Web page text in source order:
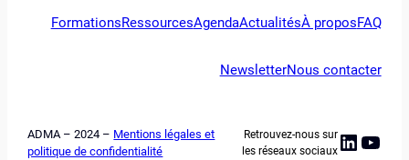
FormationsRessourcesAgendaActualitésÀ proposFAQ
NewsletterNous contacter
ADMA – 2024 – Mentions légales et
politique de confidentialité
Retrouvez-nous sur
les réseaux sociaux